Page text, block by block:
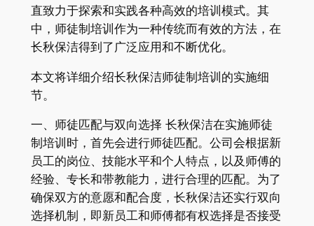
直致力于探索和实践各种高效的培训模式。其
中，师徒制培训作为一种传统而有效的方法，在
长秋保洁得到了广泛应用和不断优化。
本文将详细介绍长秋保洁师徒制培训的实施细
节。
一、师徒匹配与双向选择 长秋保洁在实施师徒
制培训时，首先会进行师徒匹配。公司会根据新
员工的岗位、技能水平和个人特点，以及师傅的
经验、专长和带教能力，进行合理的匹配。为了
确保双方的意愿和配合度，长秋保洁还实行双向
选择机制，即新员工和师傅都有权选择是否接受